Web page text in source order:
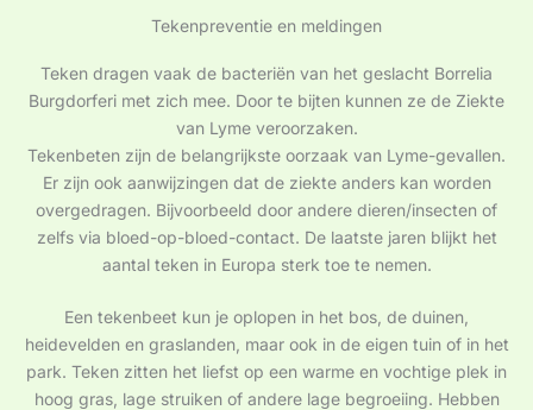
Tekenpreventie en meldingen
Teken dragen vaak de bacteriën van het geslacht Borrelia
Burgdorferi met zich mee. Door te bijten kunnen ze de Ziekte
van Lyme veroorzaken.
Tekenbeten zijn de belangrijkste oorzaak van Lyme-gevallen.
Er zijn ook aanwijzingen dat de ziekte anders kan worden
overgedragen. Bijvoorbeeld door andere dieren/insecten of
zelfs via bloed-op-bloed-contact. De laatste jaren blijkt het
aantal teken in Europa sterk toe te nemen.
Een tekenbeet kun je oplopen in het bos, de duinen,
heidevelden en graslanden, maar ook in de eigen tuin of in het
park. Teken zitten het liefst op een warme en vochtige plek in
hoog gras, lage struiken of andere lage begroeiing. Hebben